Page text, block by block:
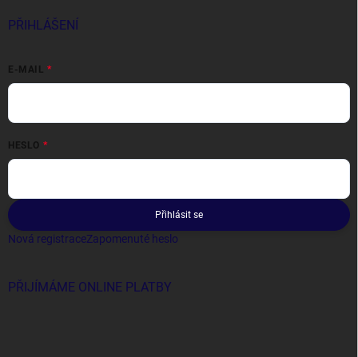
PŘIHLÁŠENÍ
E-MAIL
HESLO
Přihlásit se
Nová registraceZapomenuté heslo
PŘIJÍMÁME ONLINE PLATBY